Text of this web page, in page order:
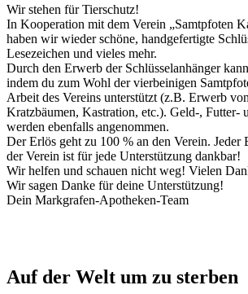
Wir stehen für Tierschutz!
In Kooperation mit dem Verein „Samtpfoten
haben wir wieder schöne, handgefertigte
Lesezeichen und vieles mehr.
Durch den Erwerb der Schlüsselanhänger
indem du zum Wohl der vierbeinigen
Arbeit des Vereins unterstützt (z.B. Erwerb
Kratzbäumen, Kastration, etc.). Geld-, Futter-
werden ebenfalls angenommen.
Der Erlös geht zu 100 % an den Verein. Jeder
der Verein ist für jede Unterstützung dankbar!
Wir helfen und schauen nicht weg! Vielen
Wir sagen Danke für deine Unterstützung!
Dein Markgrafen-Apotheken-Team
Auf der Welt um zu sterben